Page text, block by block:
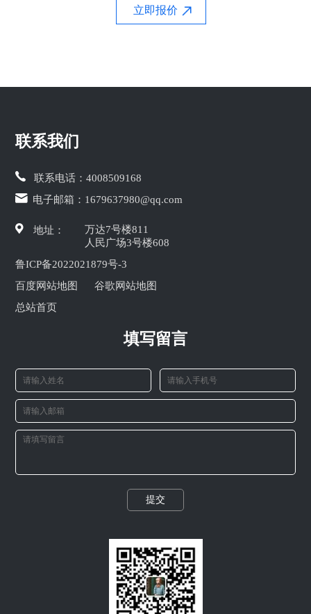
立即报价
联系我们
联系电话：4008509168
电子邮箱： 1679637980@qq.com
地址：
万达7号楼811
人民广场3号楼608
鲁ICP备2022021879号-3
百度网站地图
谷歌网站地图
总站首页
填写留言
提交